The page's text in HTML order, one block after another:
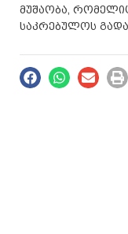
მუშაობა,
საკრებულოს